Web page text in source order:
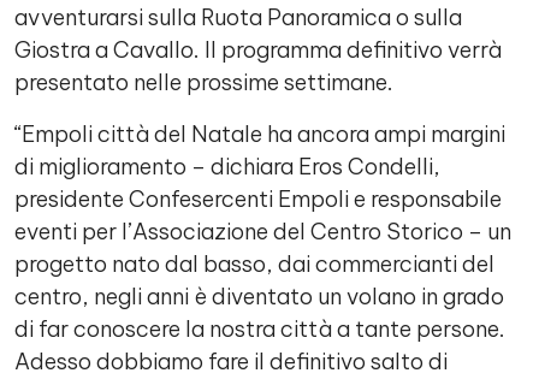
avventurarsi sulla Ruota Panoramica o sulla
Giostra a Cavallo. Il programma definitivo verrà
presentato nelle prossime settimane.
“Empoli città del Natale ha ancora ampi margini
di miglioramento – dichiara Eros Condelli,
presidente Confesercenti Empoli e responsabile
eventi per l’Associazione del Centro Storico – un
progetto nato dal basso, dai commercianti del
centro, negli anni è diventato un volano in grado
di far conoscere la nostra città a tante persone.
Adesso dobbiamo fare il definitivo salto di